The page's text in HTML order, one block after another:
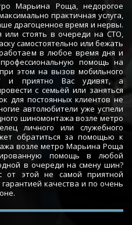
Марьина Роща, недорогое
практичная услуга,
драгоценное время и нервы.
или стоять в очереди на СТО,
самостоятельно или бежать
в любое время дня и
помощь на
этом на вызов мобильного
и приятно Вас удивят, а
с семьёй или заняться
для постоянных клиентов не
автолюбители уже успели
шиномонтажа возле метро
личного или служебного
обратиться за помощью к
возле метро Марьина Роща
помощь в любой
в очереди на смену шин?
от этой не самой приятной
качества и по очень